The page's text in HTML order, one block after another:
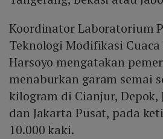
Koordinator Laboratorium
Teknologi Modifikasi Cuaca
Harsoyo mengatakan
menaburkan garam semai
kilogram di Cianjur, Depok,
dan Jakarta Pusat, pada
10.000 kaki.